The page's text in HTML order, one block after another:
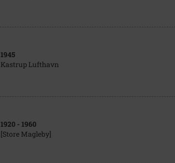
1945
Kastrup Lufthavn
1920 - 1960
[Store Magleby]